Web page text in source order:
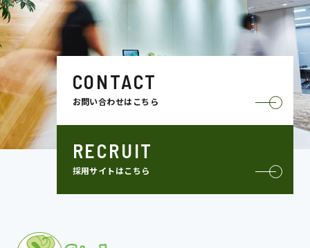
CONTACT
お問い合わせはこちら
RECRUIT
採用サイトはこちら